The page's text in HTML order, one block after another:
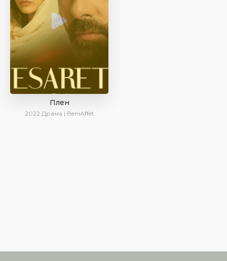
Плен
2022 Драма | BeniAffet